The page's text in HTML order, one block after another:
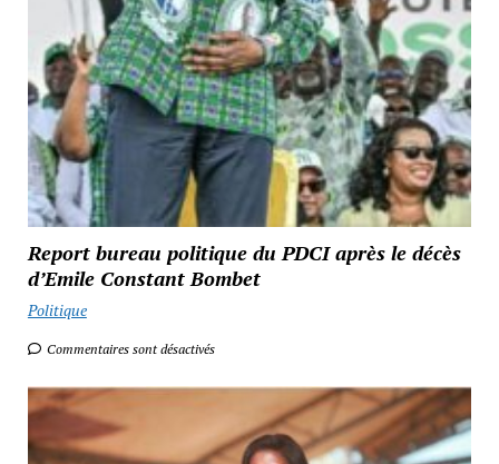
Report bureau politique du PDCI après le décès
d’Emile Constant Bombet
Politique
Commentaires sont désactivés